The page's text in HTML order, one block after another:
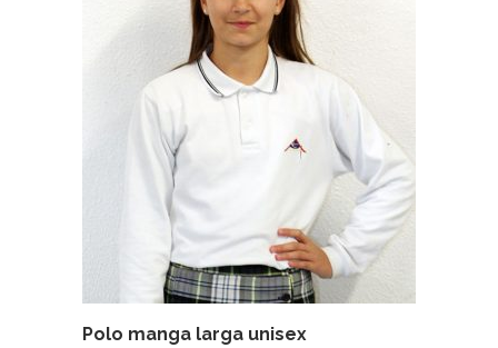
Polo manga larga unisex